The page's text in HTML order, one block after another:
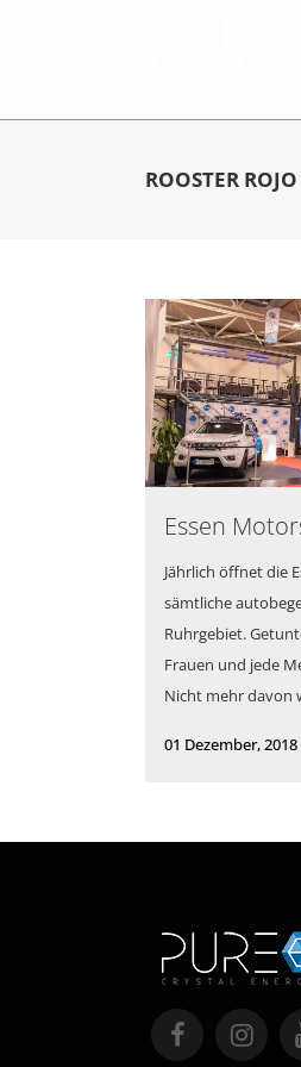
ROOSTER
Essen
Jährlich öffnet die
sämtliche
Ruhrgebiet.
Frauen und jede
Nicht mehr davon
01 Dezember, 2018